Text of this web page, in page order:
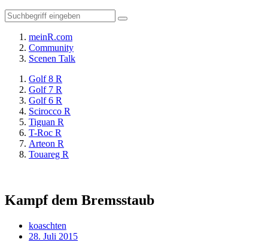
meinR.com
Community
Scenen Talk
Golf 8 R
Golf 7 R
Golf 6 R
Scirocco R
Tiguan R
T-Roc R
Arteon R
Touareg R
Kampf dem Bremsstaub
koaschten
28. Juli 2015